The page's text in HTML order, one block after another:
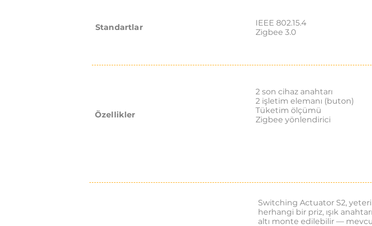
Standartlar
IEEE 802.15.4
Zigbee 3.0
Özellikler
2 son cihaz anahtarı
2 işletim elemanı (buton)
Tüketim ölçümü
Zigbee yönlendirici
Switching Actuator S2,
herhangi bir priz, ışık
altı monte edilebilir —